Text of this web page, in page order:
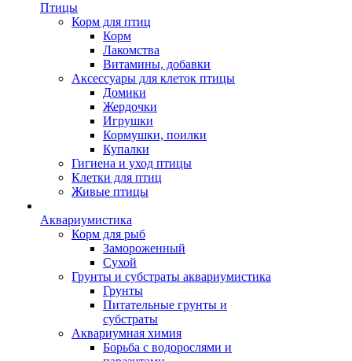
Птицы
Корм для птиц
Корм
Лакомства
Витамины, добавки
Аксессуары для клеток птицы
Домики
Жердочки
Игрушки
Кормушки, поилки
Купалки
Гигиена и уход птицы
Клетки для птиц
Живые птицы
Аквариумистика
Корм для рыб
Замороженный
Сухой
Грунты и субстраты аквариумистика
Грунты
Питательные грунты и
субстраты
Аквариумная химия
Борьба с водорослями и